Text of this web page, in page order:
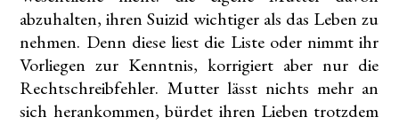
abzuhalten, ihren Suizid wichtiger als das Leben zu
nehmen. Denn diese liest die Liste oder nimmt ihr
Vorliegen zur Kenntnis, korrigiert aber nur die
Rechtschreibfehler. Mutter lässt nichts mehr an
sich herankommen, bürdet ihren Lieben trotzdem